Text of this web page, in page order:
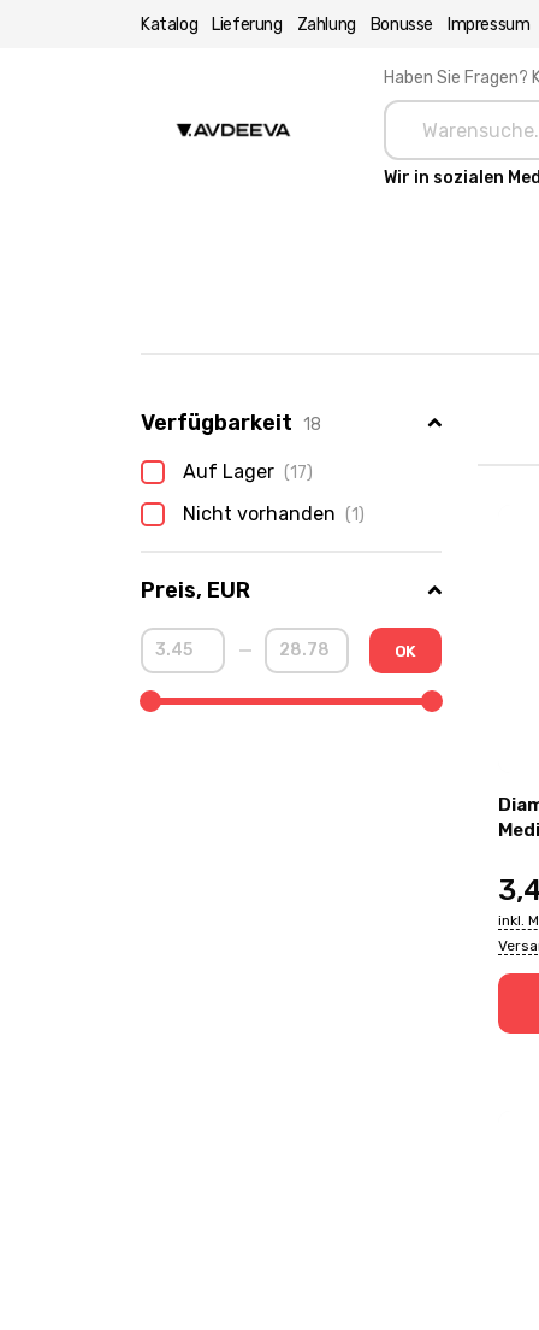
Katalog Lieferung Zahlung Bonusse Impressum
Haben Sie Fragen?
Wir in sozialen
Verfügbarkeit 18
Auf Lager (17)
Nicht vorhanden (1)
Preis, EUR
OK
inkl.